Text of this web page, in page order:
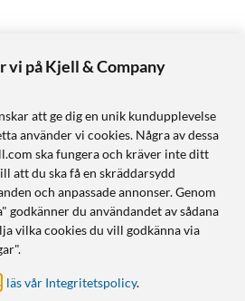
vi på Kjell & Company
att ge dig en unik kundupplevelse
använder vi cookies. Några av dessa
ska fungera och kräver inte ditt
att du ska få en skräddarsydd
och anpassade annonser. Genom
godkänner du användandet av sådana
vilka cookies du vill godkänna via
läs vår Integritetspolicy.